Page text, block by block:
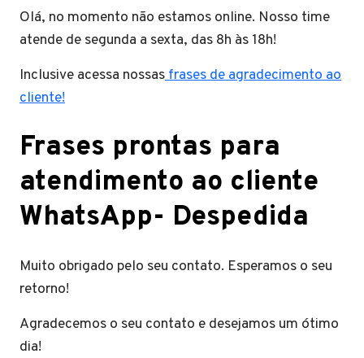
Olá, no momento não estamos online. Nosso time
atende de segunda a sexta, das 8h às 18h!
Inclusive acessa nossasfrases de agradecimento ao
cliente!
Frases prontas para
atendimento ao cliente
WhatsApp- Despedida
Muito obrigado pelo seu contato. Esperamos o seu
retorno!
Agradecemos o seu contato e desejamos um ótimo
dia!